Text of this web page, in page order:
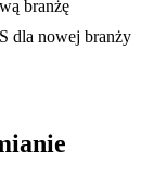
branżę
dla nowej branży